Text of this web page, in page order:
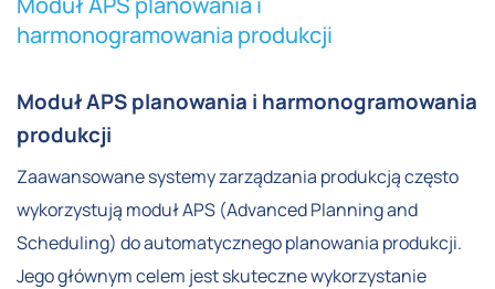
harmonogramowania produkcji
Moduł APS planowania i harmonogramowania
produkcji
Zaawansowane systemy zarządzania produkcją często
wykorzystują moduł APS (Advanced Planning and
Scheduling) do automatycznego planowania produkcji.
Jego głównym celem jest skuteczne wykorzystanie